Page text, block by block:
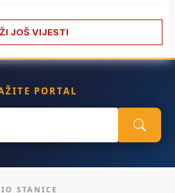
JOŠ VIJESTI
PORTAL
STANICE